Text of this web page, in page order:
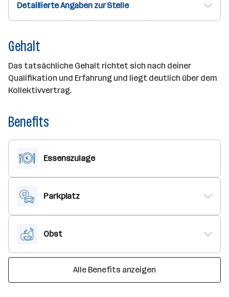
Detaillierte Angaben zur Stelle
Gehalt
Das tatsächliche Gehalt richtet sich nach deiner
Qualifikation und Erfahrung und liegt deutlich über dem
Kollektivvertrag.
Benefits
Essenszulage
Parkplatz
Obst
Alle Benefits anzeigen